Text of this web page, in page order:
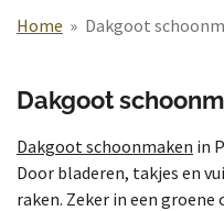
Home » Dakgoot
Dakgoot
Dakgoot schoonmaken in
Door bladeren, takjes en
raken. Zeker in een